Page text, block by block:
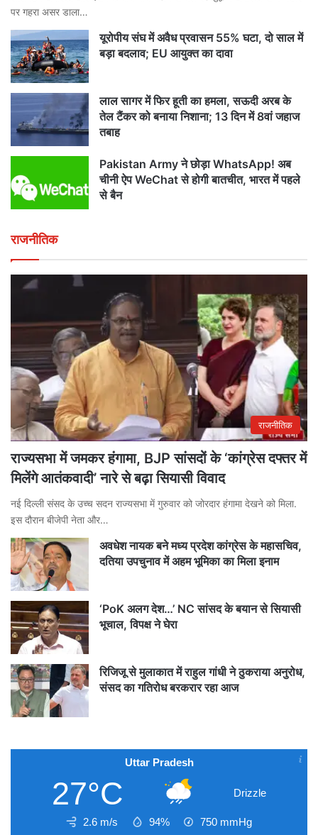
पर गहरा असर डाला…
यूरोपीय संघ में अवैध प्रवासन 55% घटा, दो साल में
बड़ा बदलाव; EU आयुक्त का दावा
लाल सागर में फिर हूती का हमला, सऊदी अरब के
तेल टैंकर को बनाया निशाना; 13 दिन में 8वां जहाज
तबाह
Pakistan Army ने छोड़ा WhatsApp! अब
चीनी ऐप WeChat से होगी बातचीत, भारत में पहले
से बैन
राजनीतिक
राजनीतिक
राज्यसभा में जमकर हंगामा, BJP सांसदों के ‘कांग्रेस दफ्तर में
मिलेंगे आतंकवादी’ नारे से बढ़ा सियासी विवाद
नई दिल्ली संसद के उच्च सदन राज्यसभा में गुरुवार को जोरदार हंगामा देखने को मिला.
इस दौरान बीजेपी नेता और…
अवधेश नायक बने मध्य प्रदेश कांग्रेस के महासचिव,
दतिया उपचुनाव में अहम भूमिका का मिला इनाम
‘PoK अलग देश…’ NC सांसद के बयान से सियासी
भूचाल, विपक्ष ने घेरा
रिजिजू से मुलाकात में राहुल गांधी ने ठुकराया अनुरोध,
संसद का गतिरोध बरकरार रहा आज
Uttar Pradesh
27°C Drizzle
2.6 m/s 94% 750 mmHg